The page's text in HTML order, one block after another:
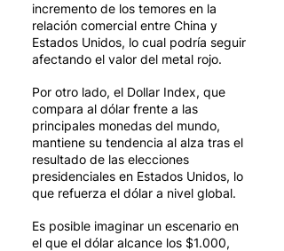
incremento de los temores en la
relación comercial entre China y
Estados Unidos, lo cual podría seguir
afectando el valor del metal rojo.
Por otro lado, el Dollar Index, que
compara al dólar frente a las
principales monedas del mundo,
mantiene su tendencia al alza tras el
resultado de las elecciones
presidenciales en Estados Unidos, lo
que refuerza el dólar a nivel global.
Es posible imaginar un escenario en
el que el dólar alcance los $1.000,